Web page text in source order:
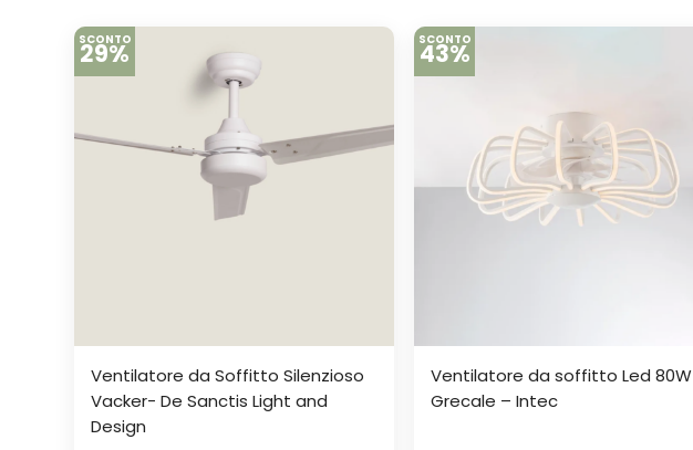
SCONTO
29%
Ventilatore da Soffitto Silenzioso
Vacker- De Sanctis Light and
Design
SCONTO
43%
Ventilatore da soffitto Led 80W
Grecale – Intec